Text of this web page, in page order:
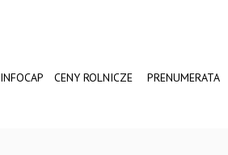
INFOCAP CENY ROLNICZE PRENUMERATA